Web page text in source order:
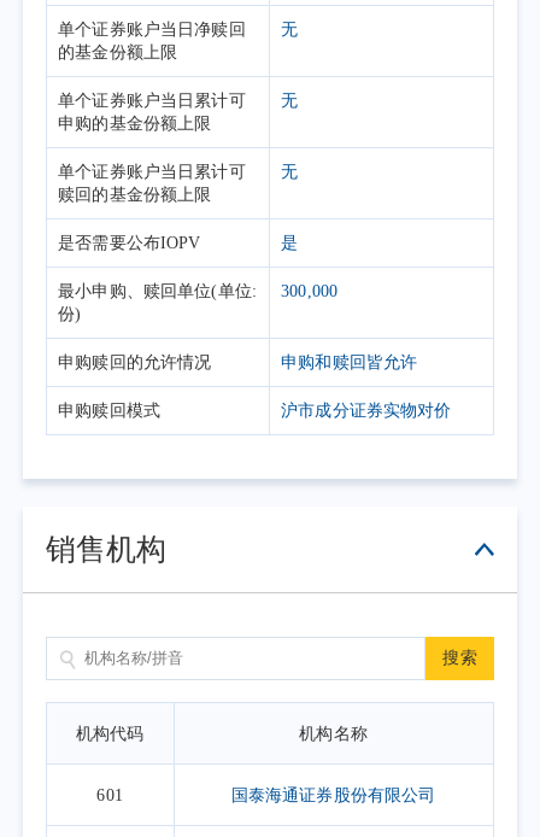
单个证券账户当日净赎回
的基金份额上限
无
单个证券账户当日累计可
申购的基金份额上限
无
单个证券账户当日累计可
赎回的基金份额上限
无
是否需要公布IOPV 是
最小申购、赎回单位(单位:
份)
300,000
申购赎回的允许情况 申购和赎回皆允许
申购赎回模式 沪市成分证券实物对价
销售机构
搜索
机构代码 机构名称
601 国泰海通证券股份有限公司